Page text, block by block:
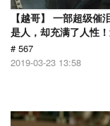
【越哥】 一部超级催
是人，却充满了人性！
# 567
2019-03-23 13:58